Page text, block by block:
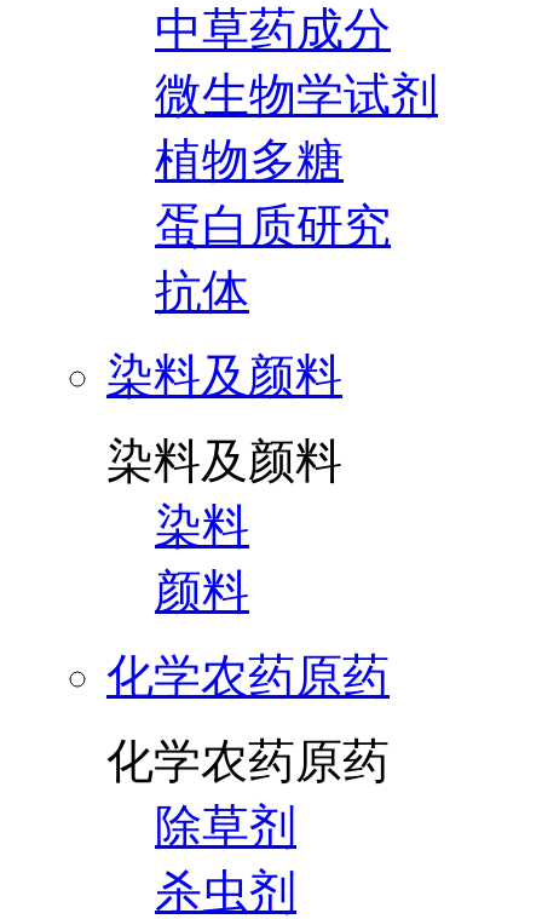
中草药成分
微生物学试剂
植物多糖
蛋白质研究
抗体
染料及颜料
染料及颜料
染料
颜料
化学农药原药
化学农药原药
除草剂
杀虫剂